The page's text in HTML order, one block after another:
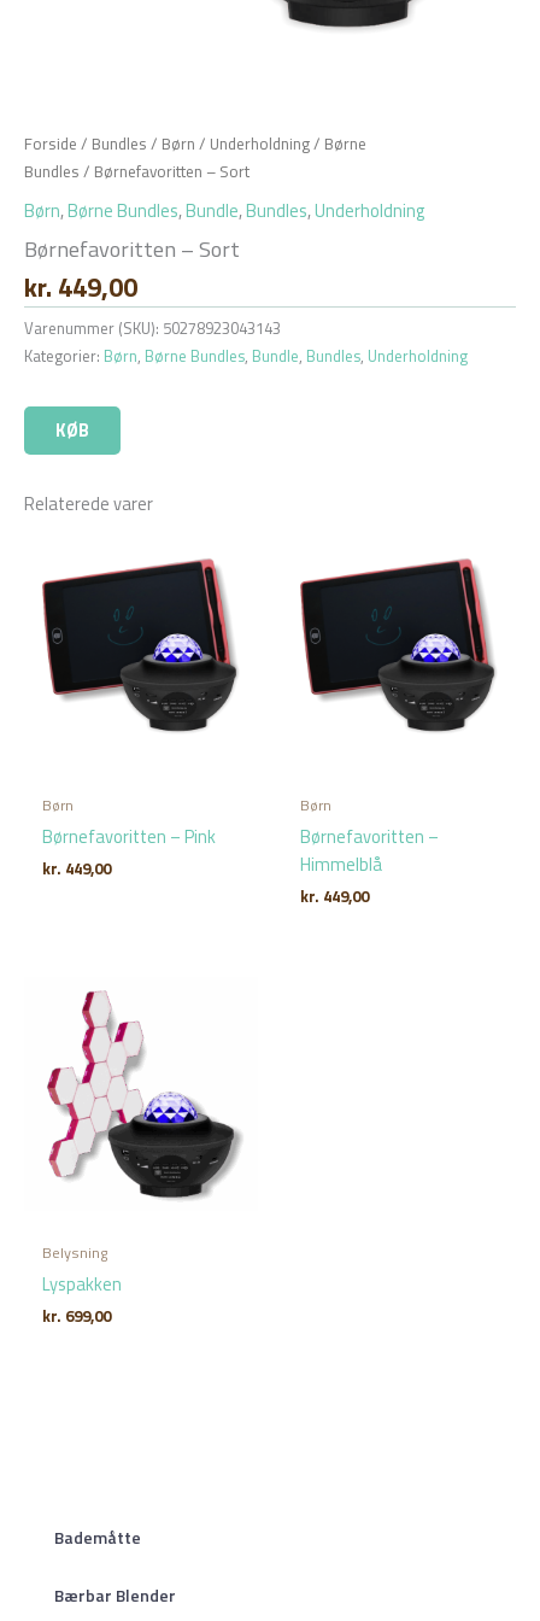
Bademåtte
Bærbar Blender
Forside / Bundles / Børn / Underholdning/ Børne
Bundles / Børnefavoritten – Sort
Børn,Børne Bundles,Bundle,Bundles,Underholdning
Børnefavoritten – Sort
kr. 449,00
Varenummer (SKU): 50278923043143
Kategorier: Børn, Børne Bundles, Bundle, Bundles, Underholdning
KØB
Relaterede varer
Børn
Børnefavoritten – Pink
kr. 449,00
Børn
Børnefavoritten –
Himmelblå
kr. 449,00
Belysning
Lyspakken
kr. 699,00